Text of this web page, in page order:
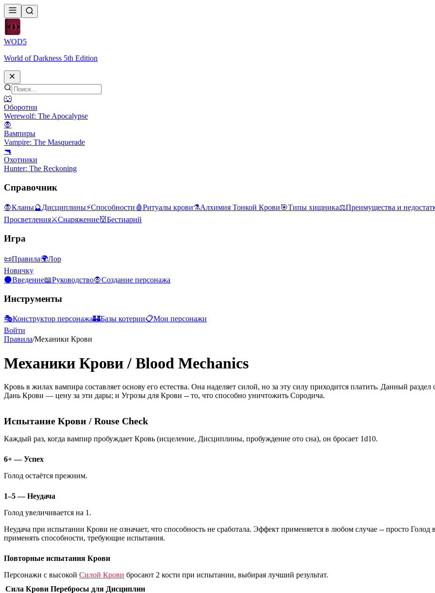
WOD5
World of Darkness 5th Edition
🐺
Оборотни
Werewolf: The Apocalypse
🧛
Вампиры
Vampire: The Masquerade
🔫
Охотники
Hunter: The Reckoning
Справочник
🧛Кланы🔮Дисциплины⚡Способности 🩸Ритуалы крови⚗️Алхимия Тонкой Крови🎯Типы хищника⚖️Преимущества и
Просветления⚔️Снаряжение👹Бестиарий
Игра
📜Правила🌍Лор
Новичку
🌑Введение📖Руководство🧛Создание персонажа
Инструменты
🎭Конструктор персонажа🏰Базы котерии📋Мои персонажи
Войти
Правила/Механики Крови
Механики Крови / Blood Mechanics
Кровь в жилах вампира составляет основу его естества. Она наделяет силой, но за эту силу приходится платить. Данный раздел
Дань Крови — цену за эти дары; и Угрозы для Крови -- то, что способно уничтожить Сородича.
Испытание Крови / Rouse Check
Каждый раз, когда вампир пробуждает Кровь (исцеление, Дисциплины, пробуждение ото сна), он бросает 1d10.
6+ — Успех
Голод остаётся прежним.
1–5 — Неудача
Голод увеличивается на 1.
Неудача при испытании Крови не означает, что способность не сработала. Эффект применяется в любом случае -- просто Голод
применять способности, требующие испытания.
Повторные испытания Крови
Персонажи с высокой Силой Крови бросают 2 кости при испытании, выбирая лучший результат.
Сила Крови Перебросы для Дисциплин